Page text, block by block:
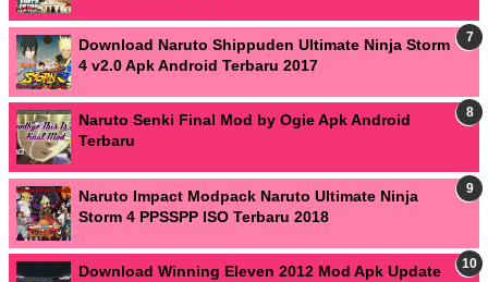
Download Naruto Shippuden Ultimate Ninja Storm
4 v2.0 Apk Android Terbaru 2017
Naruto Senki Final Mod by Ogie Apk Android
Terbaru
Naruto Impact Modpack Naruto Ultimate Ninja
Storm 4 PPSSPP ISO Terbaru 2018
Download Winning Eleven 2012 Mod Apk Update